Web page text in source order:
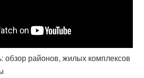
обзор районов, жилых комплексов